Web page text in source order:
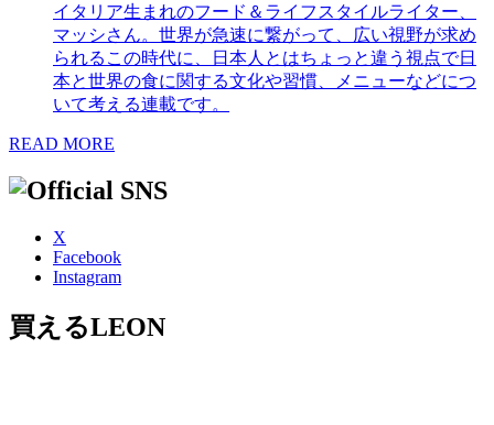
イタリア生まれのフード＆ライフスタイルライター、
マッシさん。世界が急速に繋がって、広い視野が求め
られるこの時代に、日本人とはちょっと違う視点で日
本と世界の食に関する文化や習慣、メニューなどにつ
いて考える連載です。
READ MORE
X
Facebook
Instagram
買えるLEON